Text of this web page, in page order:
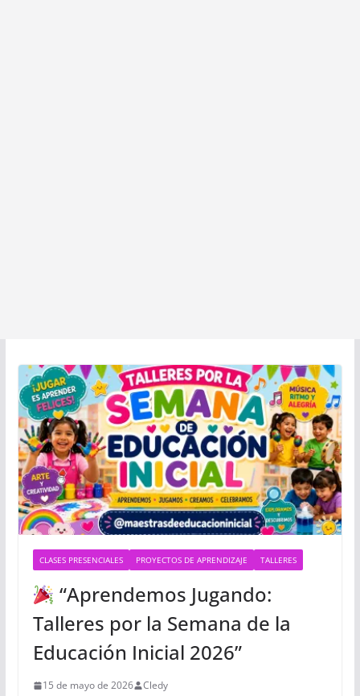
CLASES PRESENCIALES PROYECTOS DE APRENDIZAJE TALLERES
“Aprendemos Jugando:
Talleres por la Semana de la
Educación Inicial 2026”
15 de mayo de 2026 Cledy